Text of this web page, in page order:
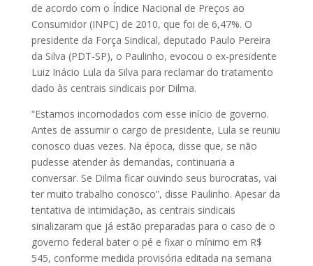
de acordo com o Índice Nacional de Preços ao
Consumidor (INPC) de 2010, que foi de 6,47%. O
presidente da Força Sindical, deputado Paulo Pereira
da Silva (PDT-SP), o Paulinho, evocou o ex-presidente
Luiz Inácio Lula da Silva para reclamar do tratamento
dado às centrais sindicais por Dilma.
“Estamos incomodados com esse início de governo.
Antes de assumir o cargo de presidente, Lula se reuniu
conosco duas vezes. Na época, disse que, se não
pudesse atender às demandas, continuaria a
conversar. Se Dilma ficar ouvindo seus burocratas, vai
ter muito trabalho conosco”, disse Paulinho. Apesar da
tentativa de intimidação, as centrais sindicais
sinalizaram que já estão preparadas para o caso de o
governo federal bater o pé e fixar o mínimo em R$
545, conforme medida provisória editada na semana